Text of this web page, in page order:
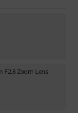
F2.8 Zoom Lens